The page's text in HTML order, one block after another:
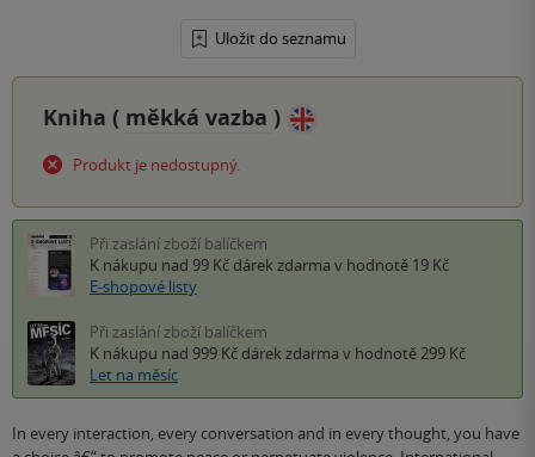
Uložit do seznamu
Kniha ( měkká vazba )
Produkt je nedostupný.
Při zaslání zboží balíčkem
K nákupu nad 99 Kč dárek zdarma v hodnotě 19 Kč
E-shopové listy
Při zaslání zboží balíčkem
K nákupu nad 999 Kč dárek zdarma v hodnotě 299 Kč
Let na měsíc
In every interaction, every conversation and in every thought, you have